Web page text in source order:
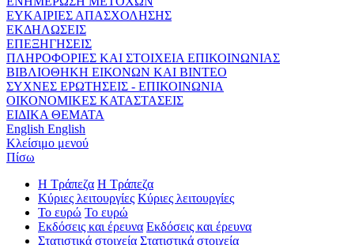
ΕΥΚΑΙΡΙΕΣ ΑΠΑΣΧΟΛΗΣΗΣ
ΕΚΔΗΛΩΣΕΙΣ
ΕΠΕΞΗΓΗΣΕΙΣ
ΠΛΗΡΟΦΟΡΙΕΣ ΚΑΙ ΣΤΟΙΧΕΙΑ ΕΠΙΚΟΙΝΩΝΙΑΣ
ΒΙΒΛΙΟΘΗΚΗ ΕΙΚΟΝΩΝ ΚΑΙ ΒΙΝΤΕΟ
ΣΥΧΝΕΣ ΕΡΩΤΗΣΕΙΣ - ΕΠΙΚΟΙΝΩΝΙΑ
ΟΙΚΟΝΟΜΙΚΕΣ ΚΑΤΑΣΤΑΣΕΙΣ
ΕΙΔΙΚΑ ΘΕΜΑΤΑ
English English
Κλείσιμο μενού
Πίσω
Η Τράπεζα Η Τράπεζα
Κύριες λειτουργίες Κύριες λειτουργίες
Το ευρώ Το ευρώ
Εκδόσεις και έρευνα Εκδόσεις και έρευνα
Στατιστικά στοιχεία Στατιστικά στοιχεία